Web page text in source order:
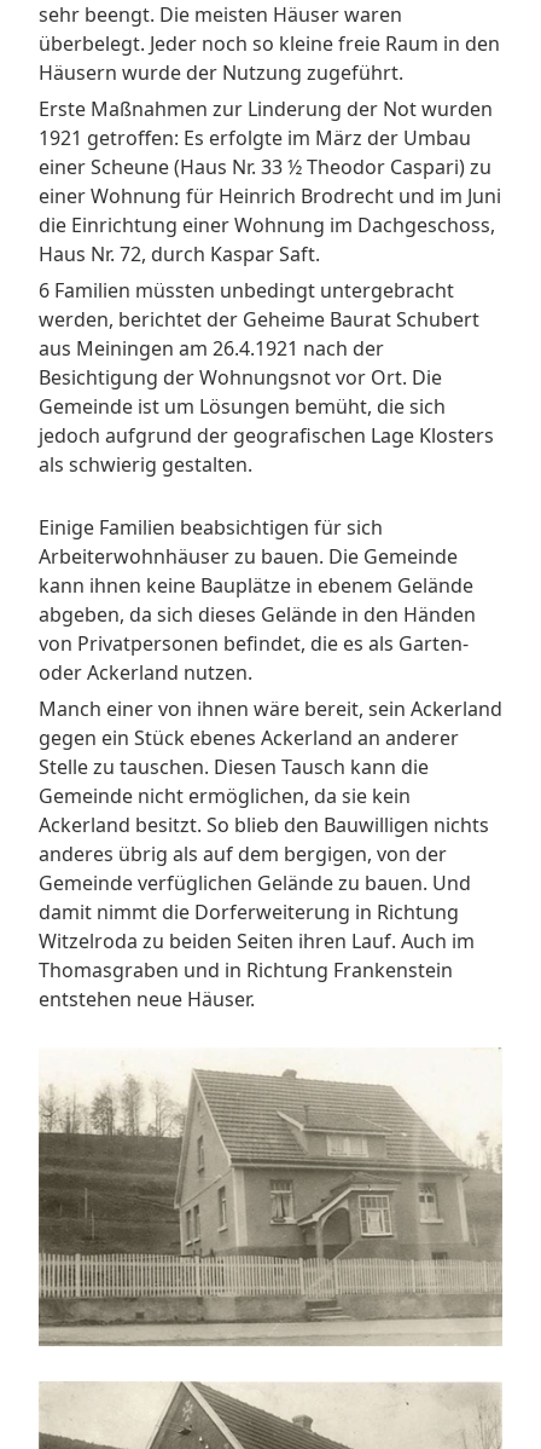
sehr beengt. Die meisten Häuser waren
überbelegt. Jeder noch so kleine freie Raum in den
Häusern wurde der Nutzung zugeführt.
Erste Maßnahmen zur Linderung der Not wurden
1921 getroffen: Es erfolgte im März der Umbau
einer Scheune (Haus Nr. 33 ½ Theodor Caspari) zu
einer Wohnung für Heinrich Brodrecht und im Juni
die Einrichtung einer Wohnung im Dachgeschoss,
Haus Nr. 72, durch Kaspar Saft.
6 Familien müssten unbedingt untergebracht
werden, berichtet der Geheime Baurat Schubert
aus Meiningen am 26.4.1921 nach der
Besichtigung der Wohnungsnot vor Ort. Die
Gemeinde ist um Lösungen bemüht, die sich
jedoch aufgrund der geografischen Lage Klosters
als schwierig gestalten.
Einige Familien beabsichtigen für sich
Arbeiterwohnhäuser zu bauen. Die Gemeinde
kann ihnen keine Bauplätze in ebenem Gelände
abgeben, da sich dieses Gelände in den Händen
von Privatpersonen befindet, die es als Garten-
oder Ackerland nutzen.
Manch einer von ihnen wäre bereit, sein Ackerland
gegen ein Stück ebenes Ackerland an anderer
Stelle zu tauschen. Diesen Tausch kann die
Gemeinde nicht ermöglichen, da sie kein
Ackerland besitzt. So blieb den Bauwilligen nichts
anderes übrig als auf dem bergigen, von der
Gemeinde verfüglichen Gelände zu bauen. Und
damit nimmt die Dorferweiterung in Richtung
Witzelroda zu beiden Seiten ihren Lauf. Auch im
Thomasgraben und in Richtung Frankenstein
entstehen neue Häuser.